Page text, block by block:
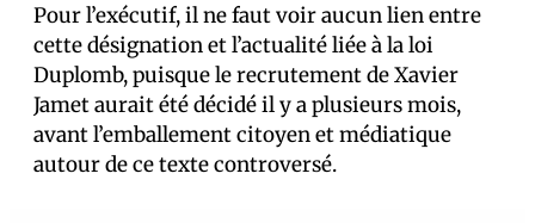
Pour l’exécutif, il ne faut voir aucun lien entre
cette désignation et l’actualité liée à la loi
Duplomb, puisque le recrutement de Xavier
Jamet aurait été décidé il y a plusieurs mois,
avant l’emballement citoyen et médiatique
autour de ce texte controversé.